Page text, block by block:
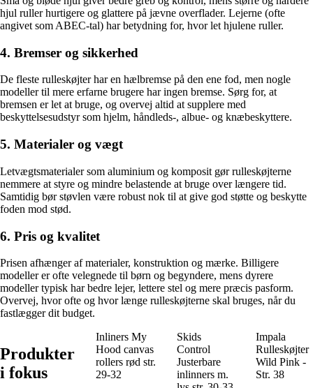
hjul ruller hurtigere og glattere på jævne overflader. Lejerne (ofte
angivet som ABEC-tal) har betydning for, hvor let hjulene ruller.
4. Bremser og sikkerhed
De fleste rulleskøjter har en hælbremse på den ene fod, men nogle
modeller til mere erfarne brugere har ingen bremse. Sørg for, at
bremsen er let at bruge, og overvej altid at supplere med
beskyttelsesudstyr som hjelm, håndleds-, albue- og knæbeskyttere.
5. Materialer og vægt
Letvægtsmaterialer som aluminium og komposit gør rulleskøjterne
nemmere at styre og mindre belastende at bruge over længere tid.
Samtidig bør støvlen være robust nok til at give god støtte og beskytte
foden mod stød.
6. Pris og kvalitet
Prisen afhænger af materialer, konstruktion og mærke. Billigere
modeller er ofte velegnede til børn og begyndere, mens dyrere
modeller typisk har bedre lejer, lettere stel og mere præcis pasform.
Overvej, hvor ofte og hvor længe rulleskøjterne skal bruges, når du
fastlægger dit budget.
Produkter
i fokus
Inliners My
Hood canvas
rollers rød str.
29-32
Skids
Control
Justerbare
inlinners m.
Impala
Rulleskøjter
Wild Pink -
Str. 38